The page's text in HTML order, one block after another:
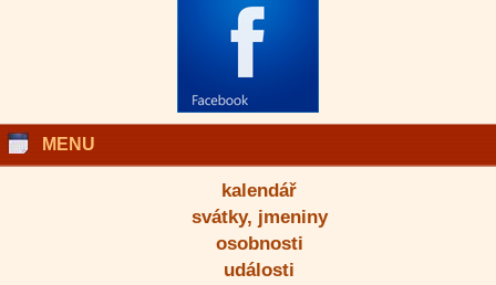
MENU
kalendář
svátky, jmeniny
osobnosti
události